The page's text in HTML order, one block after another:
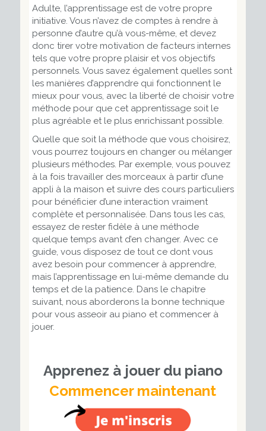
Adulte, l’apprentissage est de votre propre
initiative. Vous n’avez de comptes à rendre à
personne d’autre qu’à vous-même, et devez
donc tirer votre motivation de facteurs internes
tels que votre propre plaisir et vos objectifs
personnels. Vous savez également quelles sont
les manières d’apprendre qui fonctionnent le
mieux pour vous, avec la liberté de choisir votre
méthode pour que cet apprentissage soit le
plus agréable et le plus enrichissant possible.
Quelle que soit la méthode que vous choisirez,
vous pourrez toujours en changer ou mélanger
plusieurs méthodes. Par exemple, vous pouvez
à la fois travailler des morceaux à partir d’une
appli à la maison et suivre des cours particuliers
pour bénéficier d’une interaction vraiment
complète et personnalisée. Dans tous les cas,
essayez de rester fidèle à une méthode
quelque temps avant d’en changer. Avec ce
guide, vous disposez de tout ce dont vous
avez besoin pour commencer à apprendre,
mais l’apprentissage en lui-même demande du
temps et de la patience. Dans le chapitre
suivant, nous aborderons la bonne technique
pour vous asseoir au piano et commencer à
jouer.
Apprenez à jouer du piano
Commencer maintenant